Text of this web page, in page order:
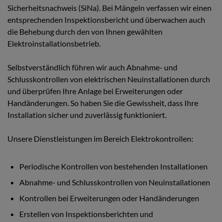
Sicherheitsnachweis (SiNa). Bei Mängeln verfassen wir einen
entsprechenden Inspektionsbericht und überwachen auch
die Behebung durch den von Ihnen gewählten
Elektroinstallationsbetrieb.
Selbstverständlich führen wir auch Abnahme- und
Schlusskontrollen von elektrischen Neuinstallationen durch
und überprüfen Ihre Anlage bei Erweiterungen oder
Handänderungen. So haben Sie die Gewissheit, dass Ihre
Installation sicher und zuverlässig funktioniert.
Unsere Dienstleistungen im Bereich Elektrokontrollen:
Periodische Kontrollen von bestehenden Installationen
Abnahme- und Schlusskontrollen von Neuinstallationen
Kontrollen bei Erweiterungen oder Handänderungen
Erstellen von Inspektionsberichten und